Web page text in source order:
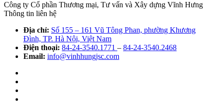
Công ty Cổ phần Thương mại, Tư vấn và Xây dựng Vĩnh Hưng
Thông tin liên hệ
Địa chỉ: Số 155 – 161 Vũ Tông Phan, phường Khương
Đình, TP. Hà Nội, Việt Nam
Điện thoại: 84-24-3540.1771 – 84-24-3540.2468
Email: info@vinhhungjsc.com